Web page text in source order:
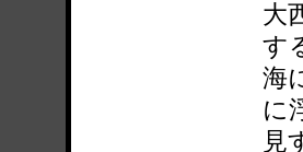
大
す
海
に
見